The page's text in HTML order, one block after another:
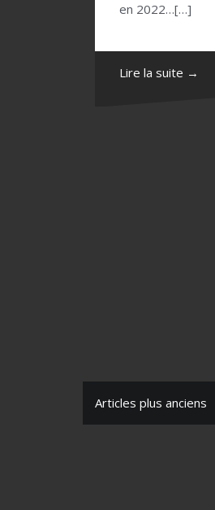
en 2022…[…]
Lire la suite →
N
Articles plus anciens